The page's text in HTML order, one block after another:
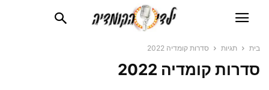
בית תגיות סדרות קומדיה 2022
סדרות קומדיה 2022